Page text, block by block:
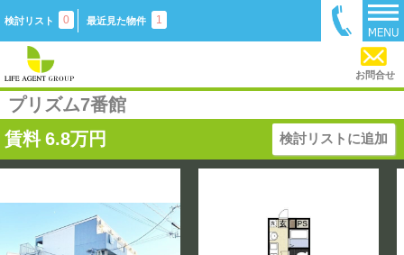
検討リスト 0 最近見た物件 1
お問合せ
プリズム7番館
賃料 6.8万円 検討リストに追加